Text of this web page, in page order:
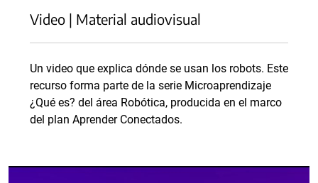
Video | Material audiovisual
Un video que explica dónde se usan los robots. Este
recurso forma parte de la serie Microaprendizaje
¿Qué es? del área Robótica, producida en el marco
del plan Aprender Conectados.